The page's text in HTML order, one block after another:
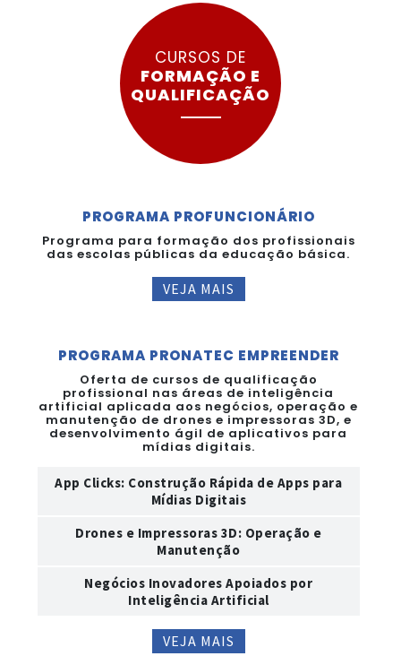
CURSOS DE
FORMAÇÃO E
QUALIFICAÇÃO
PROGRAMA PROFUNCIONÁRIO
Programa para formação dos profissionais
das escolas públicas da educação básica.
VEJA MAIS
PROGRAMA PRONATEC EMPREENDER
Oferta de cursos de qualificação
profissional nas áreas de inteligência
artificial aplicada aos negócios, operação e
manutenção de drones e impressoras 3D, e
desenvolvimento ágil de aplicativos para
mídias digitais.
App Clicks: Construção Rápida de Apps para
Mídias Digitais
Drones e Impressoras 3D: Operação e
Manutenção
Negócios Inovadores Apoiados por
Inteligência Artificial
VEJA MAIS